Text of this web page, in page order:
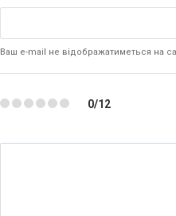
Ваш e-mail не відображатиметься на
0/12